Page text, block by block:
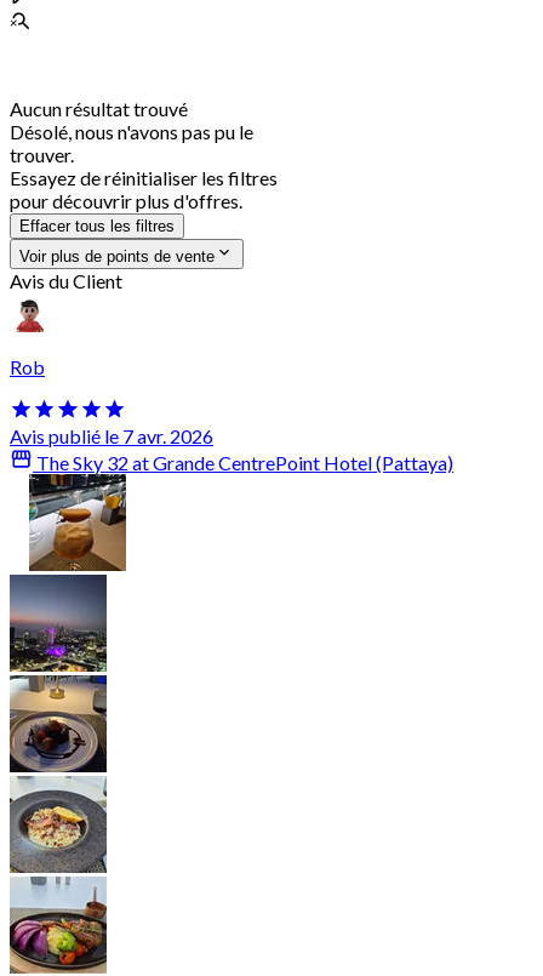
Aucun résultat trouvé
Désolé, nous n'avons pas pu le
trouver.
Essayez de réinitialiser les filtres
pour découvrir plus d'offres.
Effacer tous les filtres
Voir plus de points de vente
Avis du Client
Rob
Avis publié le 7 avr. 2026
The Sky 32 at Grande CentrePoint Hotel (Pattaya)